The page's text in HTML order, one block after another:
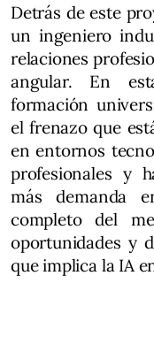
Detrás de este
un ingeniero
relaciones
angular. En
formación
el frenazo que
en entornos
profesionales y
más demanda
completo del
oportunidades y
que implica la IA